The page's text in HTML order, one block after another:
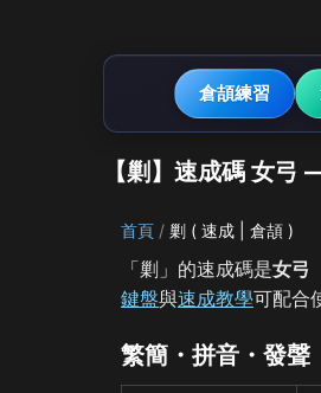
倉頡練習
【剿】速成碼 女弓
首頁 剿 ( 速成 | 倉頡 )
「剿」的速成碼是女弓
鍵盤與速成教學可配合
繁簡・拼音・發聲